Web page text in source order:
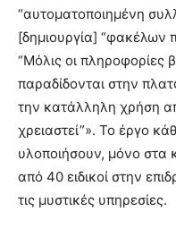
“αυτοματοποιημένη
[δημιουργία] “φακέλων
“Μόλις οι πληροφορίες
παραδίδονται στην
την κατάλληλη χρήση
χρειαστεί”». Το έργο
υλοποιήσουν, μόνο στα
από 40 ειδικοί στην
τις μυστικές υπηρεσίες.